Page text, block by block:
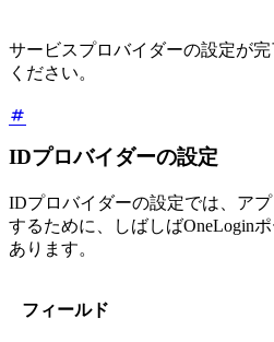
サービスプロバイダーの設定が
ください。
IDプロバイダーの設定
IDプロバイダーの設定では、ア
するために、しばしばOneLogin
あります。
フィールド